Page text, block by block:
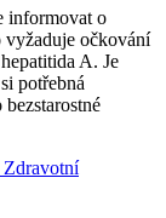
informovat o
vyžaduje očkování
A. Je
potřebná
Zdravotní